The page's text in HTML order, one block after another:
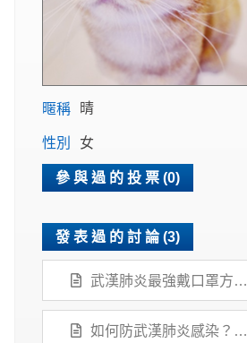
暱稱 晴
性別 女
參 與 過 的 投 票 (0)
發 表 過 的 討 論 (3)
武漢肺炎最強戴口罩方法
密合度增50倍
如何防武漢肺炎感染？勤